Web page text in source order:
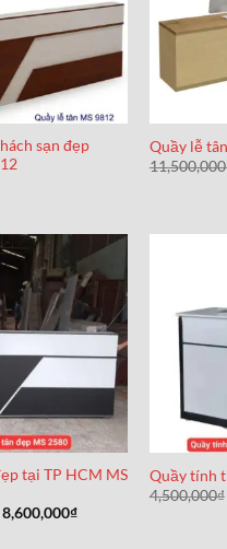
sạn đẹp
Quầy lễ
11,500,000
tại TP HCM MS
Giá
gốc
8,600,000₫Giá
Quầy tính
4,500,000₫